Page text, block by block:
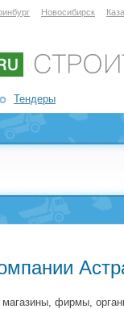
Новосибирск
Тендеры
фирмы,